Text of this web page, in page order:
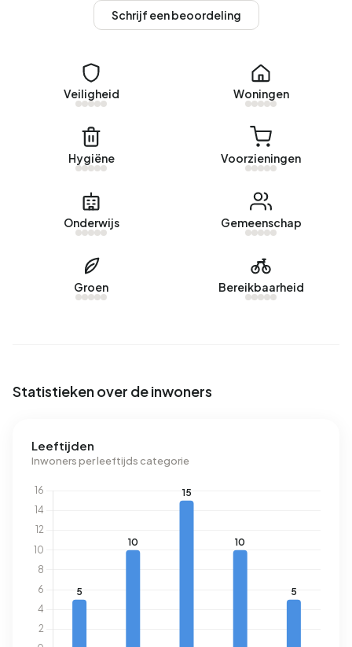
het 21% lager dan het landelijke gemiddelde van 2.810
kWh. Met een jaarlijkse verbruik van 1.240 m³ per adres ligt
van 1.280 m³.
Schrijf een beoordeling
Veiligheid Woningen
Hygiëne Voorzieningen
Onderwijs Gemeenschap
Groen Bereikbaarheid
Statistieken over de inwoners
Leeftijden
Inwoners per leeftijds categorie